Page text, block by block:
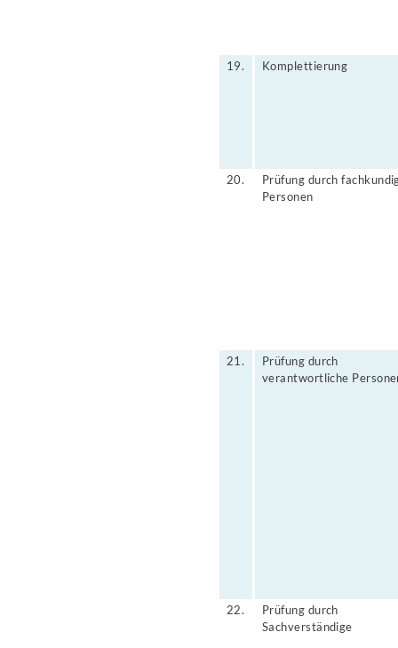
19. Komplettierung
20.
Prüfung durch
Personen
21.
Prüfung durch
verantwortliche
22.
Prüfung durch
Sachverständige